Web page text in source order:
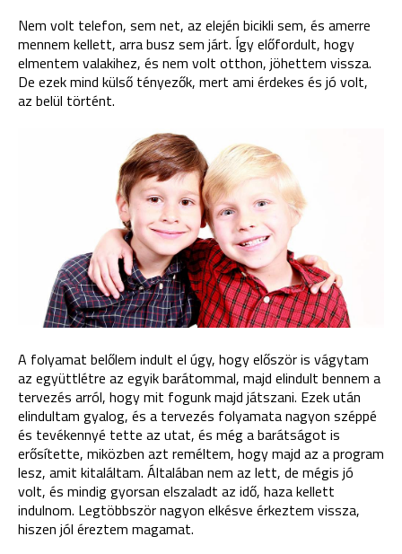
Nem volt telefon, sem net, az elején bicikli sem, és amerre
mennem kellett, arra busz sem járt. Így előfordult, hogy
elmentem valakihez, és nem volt otthon, jöhettem vissza.
De ezek mind külső tényezők, mert ami érdekes és jó volt,
az belül történt.
A folyamat belőlem indult el úgy, hogy először is vágytam
az együttlétre az egyik barátommal, majd elindult bennem a
tervezés arról, hogy mit fogunk majd játszani. Ezek után
elindultam gyalog, és a tervezés folyamata nagyon széppé
és tevékennyé tette az utat, és még a barátságot is
erősítette, miközben azt reméltem, hogy majd az a program
lesz, amit kitaláltam. Általában nem az lett, de mégis jó
volt, és mindig gyorsan elszaladt az idő, haza kellett
indulnom. Legtöbbször nagyon elkésve érkeztem vissza,
hiszen jól éreztem magamat.